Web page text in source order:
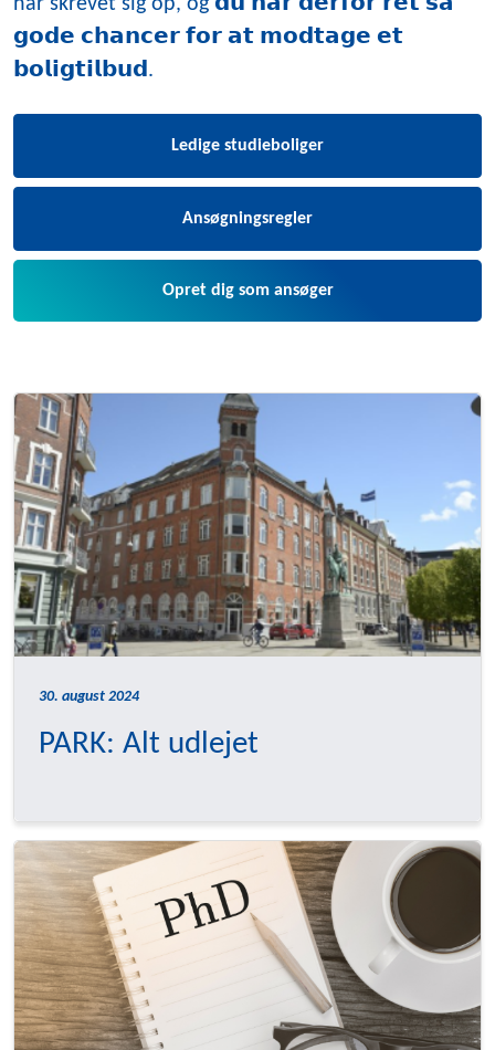
har skrevet sig op, og 𝗱𝘂 𝗵𝗮𝗿 𝗱𝗲𝗿𝗳𝗼𝗿 𝗿𝗲𝘁 𝘀𝗮̊
𝗴𝗼𝗱𝗲 𝗰𝗵𝗮𝗻𝗰𝗲𝗿 𝗳𝗼𝗿 𝗮𝘁 𝗺𝗼𝗱𝘁𝗮𝗴𝗲 𝗲𝘁
𝗯𝗼𝗹𝗶𝗴𝘁𝗶𝗹𝗯𝘂𝗱.
Ledige studieboliger
Ansøgningsregler
Opret dig som ansøger
30. august 2024
PARK: Alt udlejet